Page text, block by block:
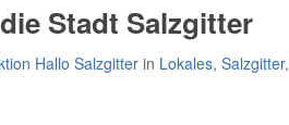
Stadt Salzgitter
Hallo Salzgitterin Lokales, Salzgitter,